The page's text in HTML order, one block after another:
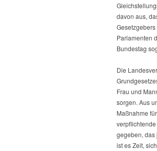
davon aus,
Parlamenten
Bundestag
Die
Frau und
sorgen. Aus
Maßnahme
gegeben, das
ist es Zeit,